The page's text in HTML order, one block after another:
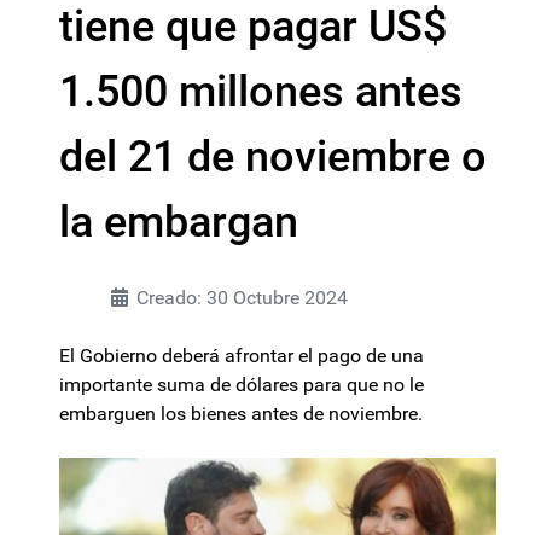
tiene que pagar US$
1.500 millones antes
del 21 de noviembre o
la embargan
Creado: 30 Octubre 2024
El Gobierno deberá afrontar el pago de una
importante suma de dólares para que no le
embarguen los bienes antes de noviembre.